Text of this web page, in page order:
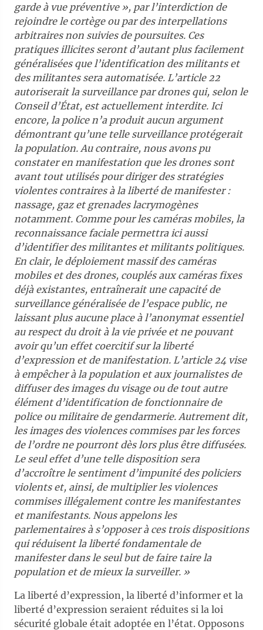
garde à vue préventive », par l’interdiction de
rejoindre le cortège ou par des interpellations
arbitraires non suivies de poursuites. Ces
pratiques illicites seront d’autant plus facilement
généralisées que l’identification des militants et
des militantes sera automatisée. L’article 22
autoriserait la surveillance par drones qui, selon le
Conseil d’État, est actuellement interdite. Ici
encore, la police n’a produit aucun argument
démontrant qu’une telle surveillance protégerait
la population. Au contraire, nous avons pu
constater en manifestation que les drones sont
avant tout utilisés pour diriger des stratégies
violentes contraires à la liberté de manifester :
nassage, gaz et grenades lacrymogènes
notamment. Comme pour les caméras mobiles, la
reconnaissance faciale permettra ici aussi
d’identifier des militantes et militants politiques.
En clair, le déploiement massif des caméras
mobiles et des drones, couplés aux caméras fixes
déjà existantes, entraînerait une capacité de
surveillance généralisée de l’espace public, ne
laissant plus aucune place à l’anonymat essentiel
au respect du droit à la vie privée et ne pouvant
avoir qu’un effet coercitif sur la liberté
d’expression et de manifestation. L’article 24 vise
à empêcher à la population et aux journalistes de
diffuser des images du visage ou de tout autre
élément d’identification de fonctionnaire de
police ou militaire de gendarmerie. Autrement dit,
les images des violences commises par les forces
de l’ordre ne pourront dès lors plus être diffusées.
Le seul effet d’une telle disposition sera
d’accroître le sentiment d’impunité des policiers
violents et, ainsi, de multiplier les violences
commises illégalement contre les manifestantes
et manifestants. Nous appelons les
parlementaires à s’opposer à ces trois dispositions
qui réduisent la liberté fondamentale de
manifester dans le seul but de faire taire la
population et de mieux la surveiller. »
La liberté d’expression, la liberté d’informer et la
liberté d’expression seraient réduites si la loi
sécurité globale était adoptée en l’état. Opposons